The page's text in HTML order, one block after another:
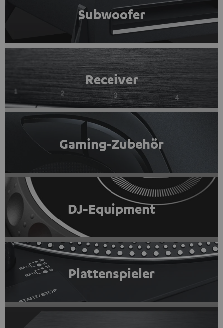
Subwoofer
Receiver
Gaming-Zubehör
DJ-Equipment
Plattenspieler